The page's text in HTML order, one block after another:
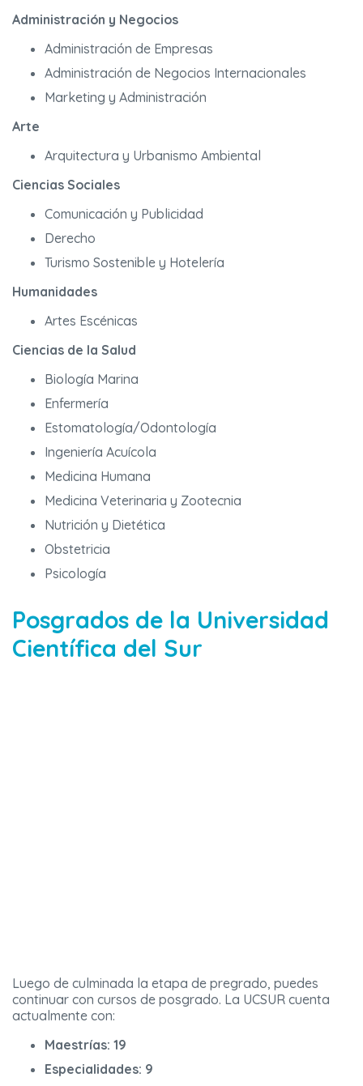
Administración y Negocios
Administración de Empresas
Administración de Negocios Internacionales
Marketing y Administración
Arte
Arquitectura y Urbanismo Ambiental
Ciencias Sociales
Comunicación y Publicidad
Derecho
Turismo Sostenible y Hotelería
Humanidades
Artes Escénicas
Ciencias de la Salud
Biología Marina
Enfermería
Estomatología/Odontología
Ingeniería Acuícola
Medicina Humana
Medicina Veterinaria y Zootecnia
Nutrición y Dietética
Obstetricia
Psicología
Posgrados de la Universidad
Científica del Sur
Luego de culminada la etapa de pregrado, puedes
continuar con cursos de posgrado. La UCSUR cuenta
actualmente con:
Maestrías: 19
Especialidades: 9